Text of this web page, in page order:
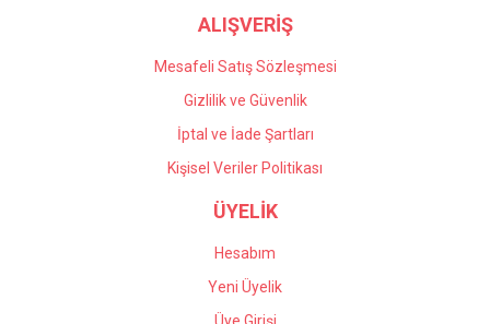
ALIŞVERİŞ
Mesafeli Satış Sözleşmesi
Gizlilik ve Güvenlik
İptal ve İade Şartları
Kişisel Veriler Politikası
ÜYELİK
Hesabım
Yeni Üyelik